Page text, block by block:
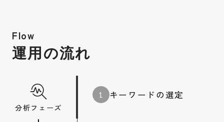
Flow
運用の流れ
分析フェーズ
1 キーワードの選定